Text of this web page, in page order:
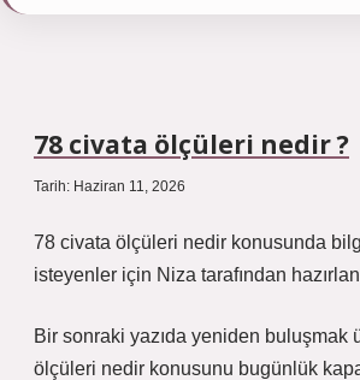
78 civata ölçüleri nedir ?
Tarih: Haziran 11, 2026
78 civata ölçüleri nedir konusunda
isteyenler için Niza tarafından
Bir sonraki yazıda yeniden buluşmak
ölçüleri nedir konusunu bugünlük